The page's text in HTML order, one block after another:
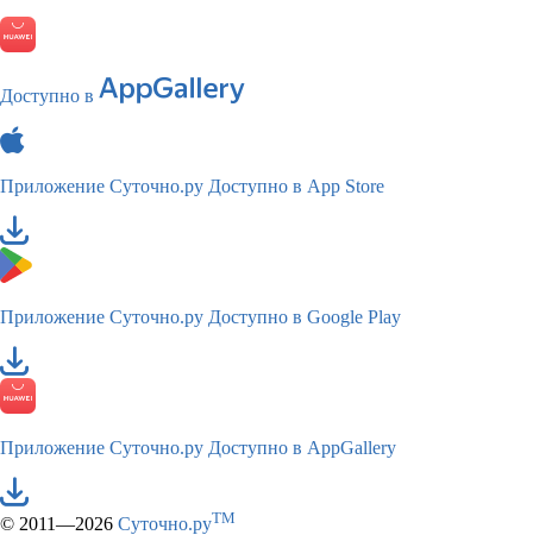
Доступно в
Приложение Суточно.ру Доступно в App Store
Приложение Суточно.ру Доступно в Google Play
Приложение Суточно.ру Доступно в AppGallery
© 2011—2026 Суточно.руTM